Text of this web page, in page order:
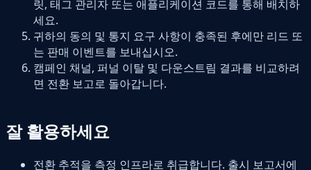
릿, 태그 관리자 또는 애플리케이션 코드를 통해 배치하
세요.
귀하의 동의 및 통지 요구 사항이 충족된 후에만 리드 또
는 판매 이벤트를 보내십시오.
캠페인 채널, 퍼널 이탈 및 다운스트림 결과를 비교하려
면 전환 보고로 돌아갑니다.
잘 활용하세요
전환 추적을 측정 인프라로 취급합니다. 출시 보고서에